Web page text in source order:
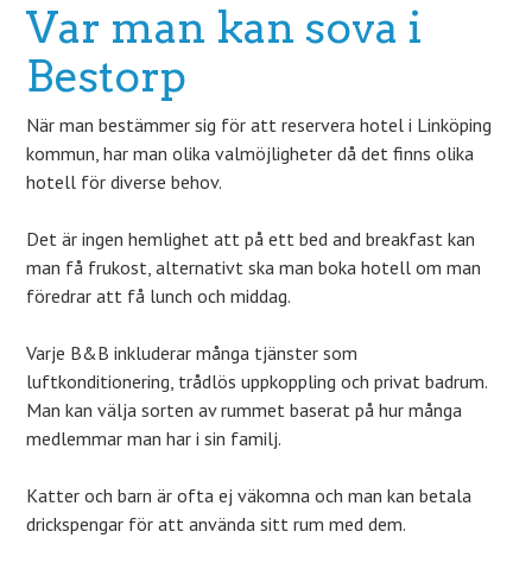
Var man kan sova i
Bestorp
När man bestämmer sig för att reservera hotel i Linköping
kommun, har man olika valmöjligheter då det finns olika
hotell för diverse behov.
Det är ingen hemlighet att på ett bed and breakfast kan
man få frukost, alternativt ska man boka hotell om man
föredrar att få lunch och middag.
Varje B&B inkluderar många tjänster som
luftkonditionering, trådlös uppkoppling och privat badrum.
Man kan välja sorten av rummet baserat på hur många
medlemmar man har i sin familj.
Katter och barn är ofta ej väkomna och man kan betala
drickspengar för att använda sitt rum med dem.